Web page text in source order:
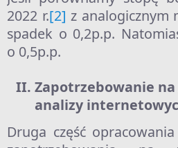
2022 r.[2] z analogicznym
spadek o 0,2p.p.
o 0,5p.p.
Zapotrzebowanie
analizy
Druga część